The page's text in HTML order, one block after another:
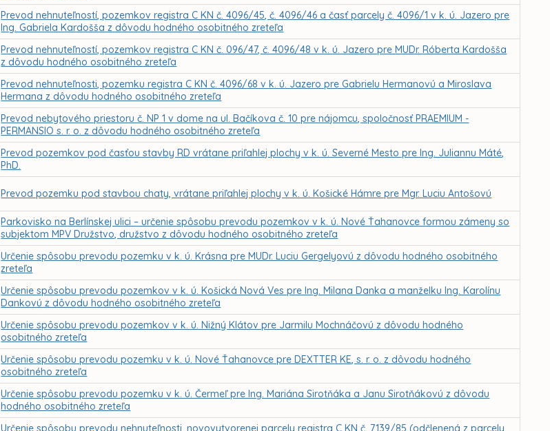
Prevod nehnuteľností, pozemkov registra C KN č. 4096/45, č. 4096/46 a časť parcely č. 4096/1 v k. ú. Jazero pre
Ing. Gabriela Kardošša z dôvodu hodného osobitného zreteľa
Prevod nehnuteľností, pozemkov registra C KN č. 096/47, č. 4096/48 v k. ú. Jazero pre MUDr. Róberta Kardošša
z dôvodu hodného osobitného zreteľa
Prevod nehnuteľnosti, pozemku registra C KN č. 4096/68 v k. ú. Jazero pre Gabrielu Hermanovú a Miroslava
Hermana z dôvodu hodného osobitného zreteľa
Prevod nebytového priestoru č. NP 1 v dome na ul. Bačíkova č. 10 pre nájomcu, spoločnosť PRAEMIUM -
PERMANSIO s. r. o. z dôvodu hodného osobitného zreteľa
Prevod pozemkov pod časťou stavby RD vrátane priľahlej plochy v k. ú. Severné Mesto pre Ing. Juliannu Máté,
PhD.
Prevod pozemku pod stavbou chaty, vrátane priľahlej plochy v k. ú. Košické Hámre pre Mgr. Luciu Antošovú
Parkovisko na Berlínskej ulici – určenie spôsobu prevodu pozemkov v k. ú. Nové Ťahanovce formou zámeny so
subjektom MPV Družstvo, družstvo z dôvodu hodného osobitného zreteľa
Určenie spôsobu prevodu pozemku v k. ú. Krásna pre MUDr. Luciu Gergelyovú z dôvodu hodného osobitného
zreteľa
Určenie spôsobu prevodu pozemkov v k. ú. Košická Nová Ves pre Ing. Milana Danka a manželku Ing. Karolínu
Dankovú z dôvodu hodného osobitného zreteľa
Určenie spôsobu prevodu pozemkov v k. ú. Nižný Klátov pre Jarmilu Mochnáčovú z dôvodu hodného
osobitného zreteľa
Určenie spôsobu prevodu pozemku v k. ú. Nové Ťahanovce pre DEXTTER KE, s. r. o. z dôvodu hodného
osobitného zreteľa
Určenie spôsobu prevodu pozemku v k. ú. Čermeľ pre Ing. Mariána Sirotňáka a Janu Sirotňákovú z dôvodu
hodného osobitného zreteľa
Určenie spôsobu prevodu nehnuteľnosti, novovytvorenej parcely registra C KN č. 7139/85 (odčlenená z parcely